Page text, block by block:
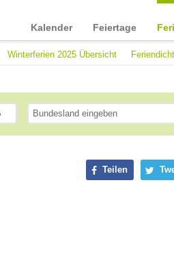
Kalender Feiertage
Winterferien 2025 Übersicht
Teilen